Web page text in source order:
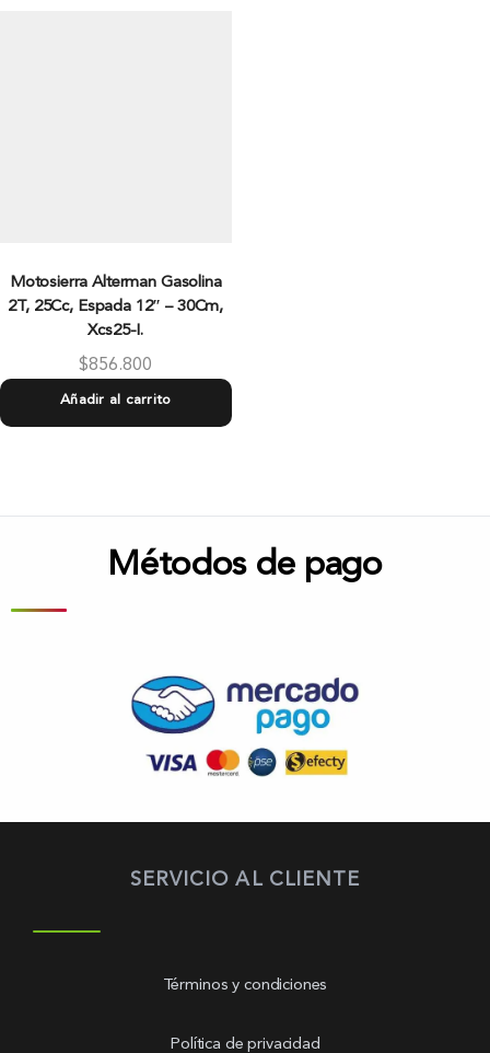
Motosierra Alterman Gasolina
2T, 25Cc, Espada 12″ – 30Cm,
Xcs25-I.
$856.800
Añadir al carrito
Métodos de pago
SERVICIO AL CLIENTE
Términos y condiciones
Política de privacidad